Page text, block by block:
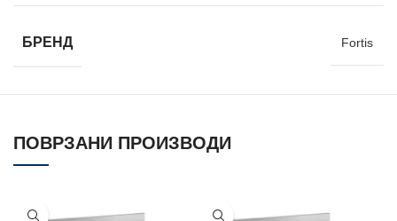
БРЕНД Fortis
ПОВРЗАНИ ПРОИЗВОДИ